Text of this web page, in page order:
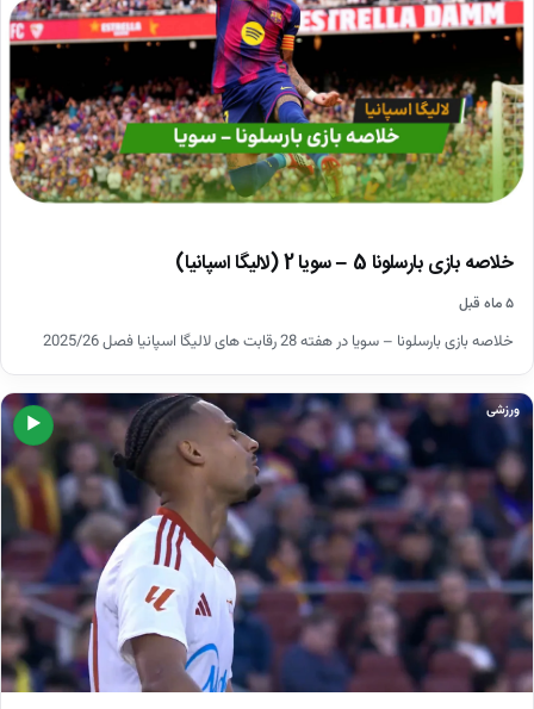
خلاصه بازی بارسلونا 5 – سویا 2 (لالیگا اسپانیا)
۵ ماه قبل
خلاصه بازی بارسلونا – سویا در هفته 28 رقابت های لالیگا اسپانیا فصل 2025/26
▶
ورزشی